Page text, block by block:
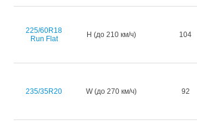
225/60R18
Run Flat
H (до 210 км/ч) 104
235/35R20 W (до 270 км/ч) 92